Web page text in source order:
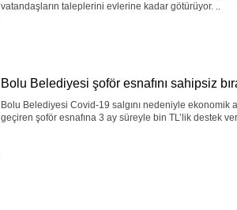
vatandaşların taleplerini evlerine kadar götürüyor. ..
Bolu Belediyesi şoför esnafını sahipsiz
Bolu Belediyesi Covid-19 salgını nedeniyle ekonomik
geçiren şoför esnafına 3 ay süreyle bin TL’lik destek